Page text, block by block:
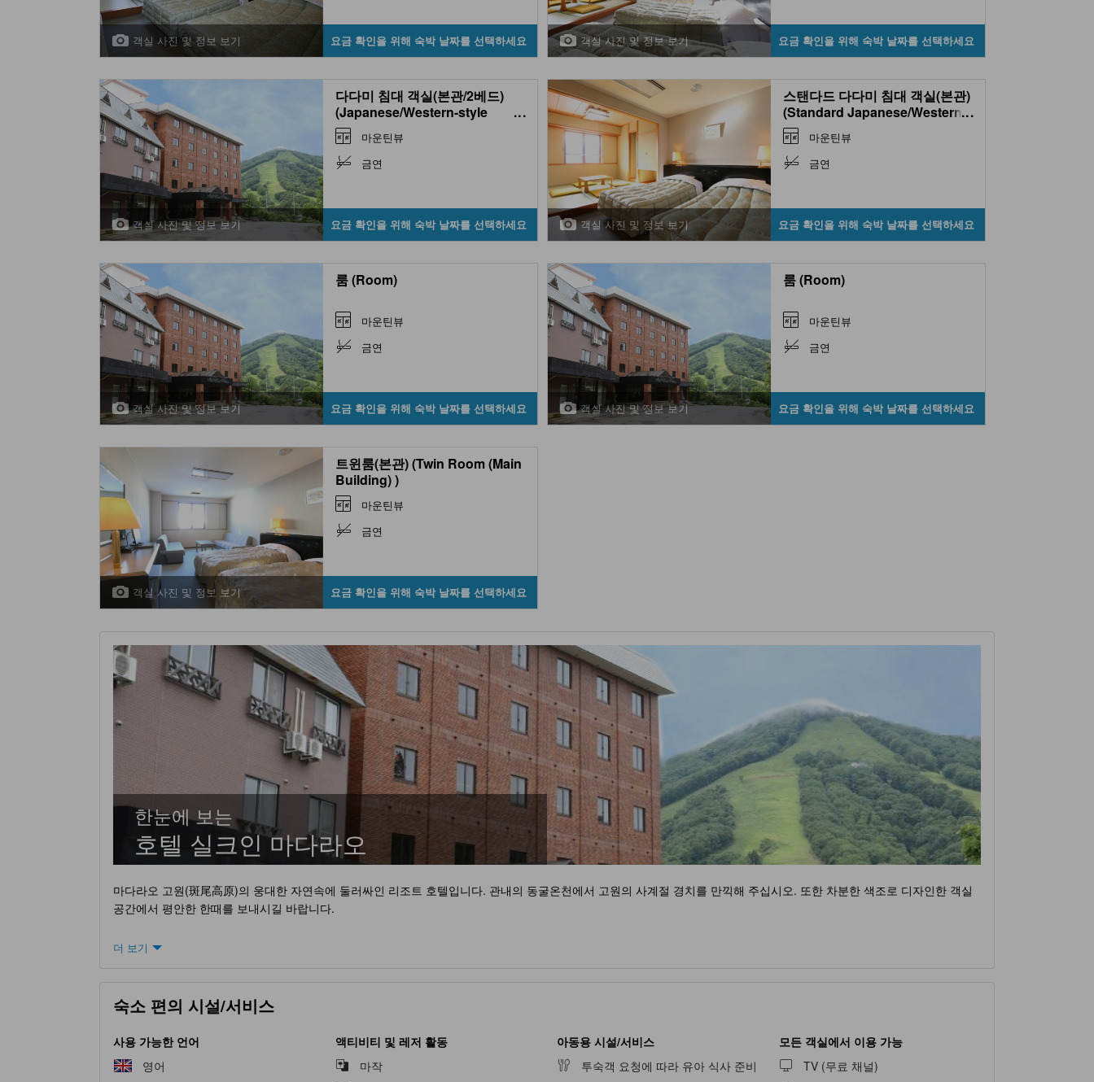
객실 사진 및 정보 보기 요금 확인을 위해 숙박 날짜를 선택하세요 객실 사진 및 정보 보기 요금 확인을 위해 숙박 날짜를 선택하세요
객실 사진 및 정보 보기
다다미 침대 객실(본관/2베드)
(Japanese/Western-style
Room (2 Beds, Main Building)
)
...
마운틴뷰
금연
요금 확인을 위해 숙박 날짜를 선택하세요 객실 사진 및 정보 보기
스탠다드 다다미 침대 객실(본관)
(Standard Japanese/Western-
style Room (Main Building) )
...
마운틴뷰
금연
요금 확인을 위해 숙박 날짜를 선택하세요
객실 사진 및 정보 보기
룸 (Room)
마운틴뷰
금연
요금 확인을 위해 숙박 날짜를 선택하세요 객실 사진 및 정보 보기
룸 (Room)
마운틴뷰
금연
요금 확인을 위해 숙박 날짜를 선택하세요
객실 사진 및 정보 보기
트윈룸(본관) (Twin Room (Main
Building) )
마운틴뷰
금연
요금 확인을 위해 숙박 날짜를 선택하세요
한눈에 보는
호텔 실크인 마다라오
마다라오 고원(斑尾高原)의 웅대한 자연속에 둘러싸인 리조트 호텔입니다. 관내의 동굴온천에서 고원의 사계절 경치를 만끽해 주십시오. 또한 차분한 색조로 디자인한 객실
공간에서 평안한 한때를 보내시길 바랍니다.
더 보기
숙소 편의 시설/서비스
사용 가능한 언어
영어
액티비티 및 레저 활동
마작
아동용 시설/서비스
투숙객 요청에 따라 유아 식사 준비
모든 객실에서 이용 가능
TV (무료 채널)